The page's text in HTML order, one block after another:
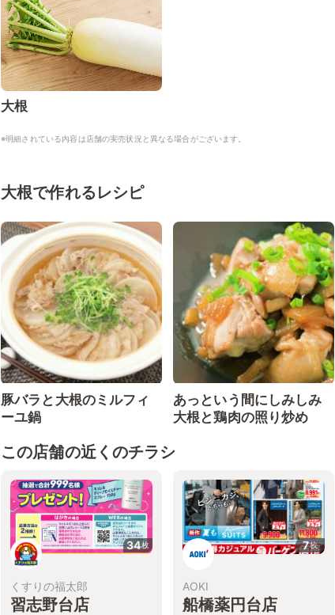
大根
※明細されている内容は店舗の実売状況と異なる場合がございます。
大根で作れるレシピ
豚バラと大根のミルフィ
ーユ鍋
あっという間にしみしみ
大根と鶏肉の照り炒め
この店舗の近くのチラシ
34枚
くすりの福太郎
習志野台店
7枚
AOKI
船橋薬円台店